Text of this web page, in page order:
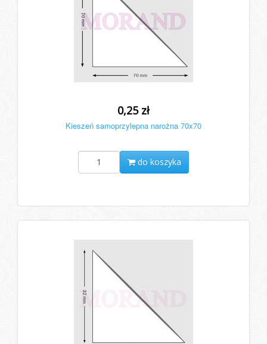
0,25 zł
Kieszeń samoprzylepna narożna 70x70
do koszyka